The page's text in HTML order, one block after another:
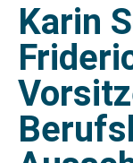
Karin